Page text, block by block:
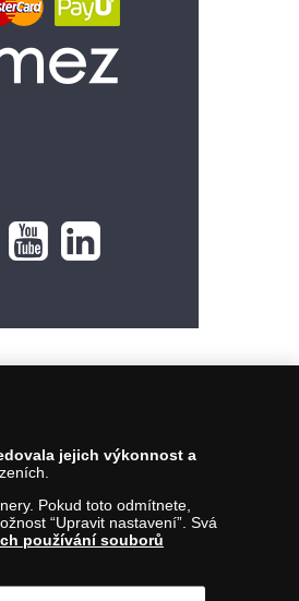
jejich výkonnost a
Pokud toto odmítnete,
“Upravit nastavení”. Svá
používání souborů